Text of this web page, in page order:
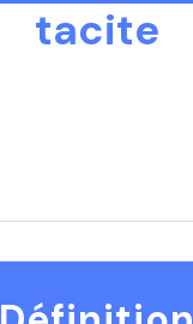
tacite